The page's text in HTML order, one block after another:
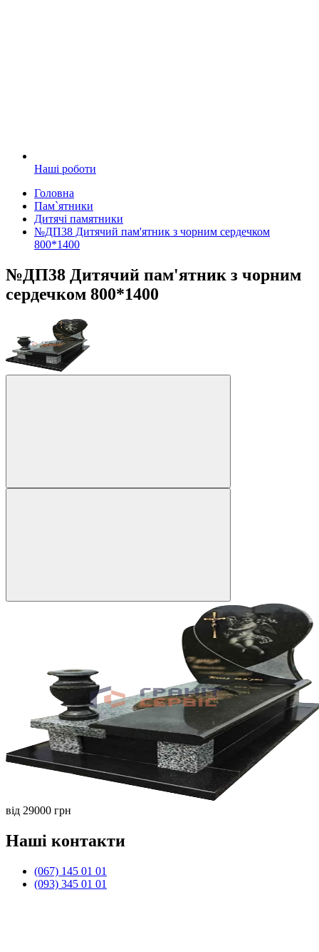
Наші роботи
Головна
Пам`ятники
Дитячі памятники
№ДП38 Дитячий пам'ятник з чорним сердечком
800*1400
№ДП38 Дитячий пам'ятник з чорним
сердечком 800*1400
від 29000 грн
Наші контакти
(067) 145 01 01
(093) 345 01 01